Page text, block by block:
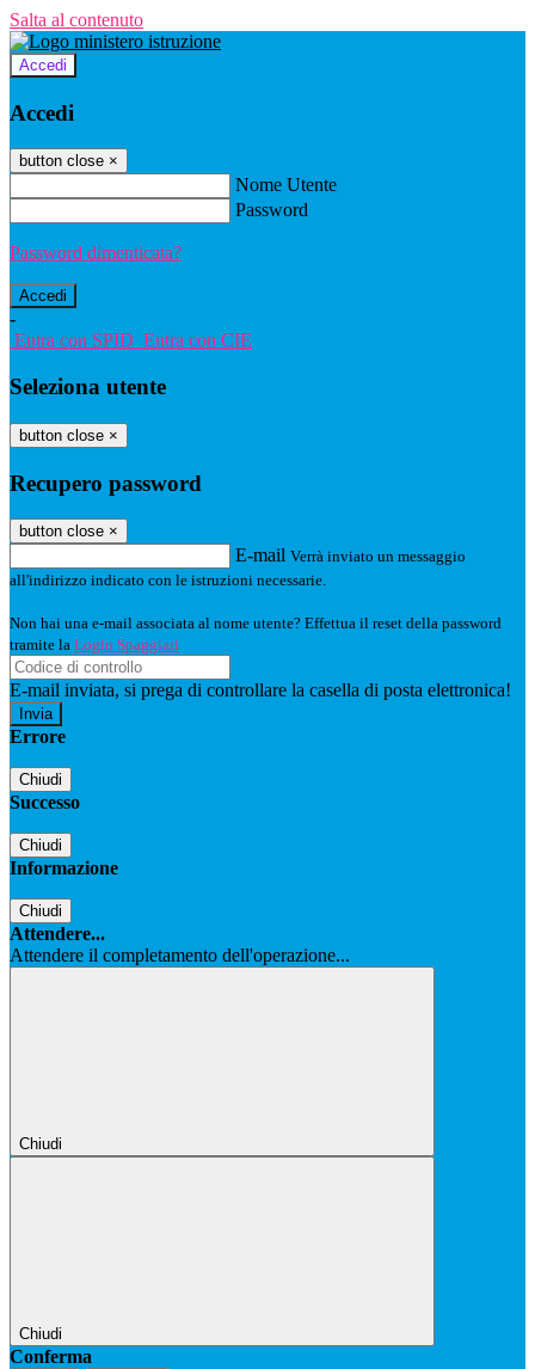
Salta al contenuto
Accedi
Accedi
button close ×
Nome Utente
Password
Password dimenticata?
-
Entra con SPID Entra con CIE
Seleziona utente
button close ×
Recupero password
button close ×
E-mail Verrà inviato un messaggio
all'indirizzo indicato con le istruzioni necessarie.
Non hai una e-mail associata al nome utente? Effettua il reset della password
tramite la Login Spaggiari
E-mail inviata, si prega di controllare la casella di posta elettronica!
Errore
Chiudi
Successo
Chiudi
Informazione
Chiudi
Attendere...
Attendere il completamento dell'operazione...
Chiudi
Chiudi
Conferma